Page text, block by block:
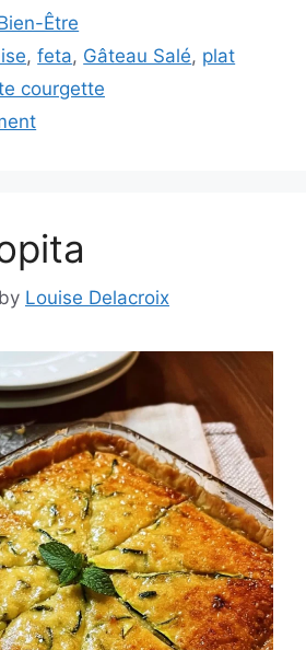
Être
,feta, Gâteau Salé, plat
courgette
by Louise Delacroix